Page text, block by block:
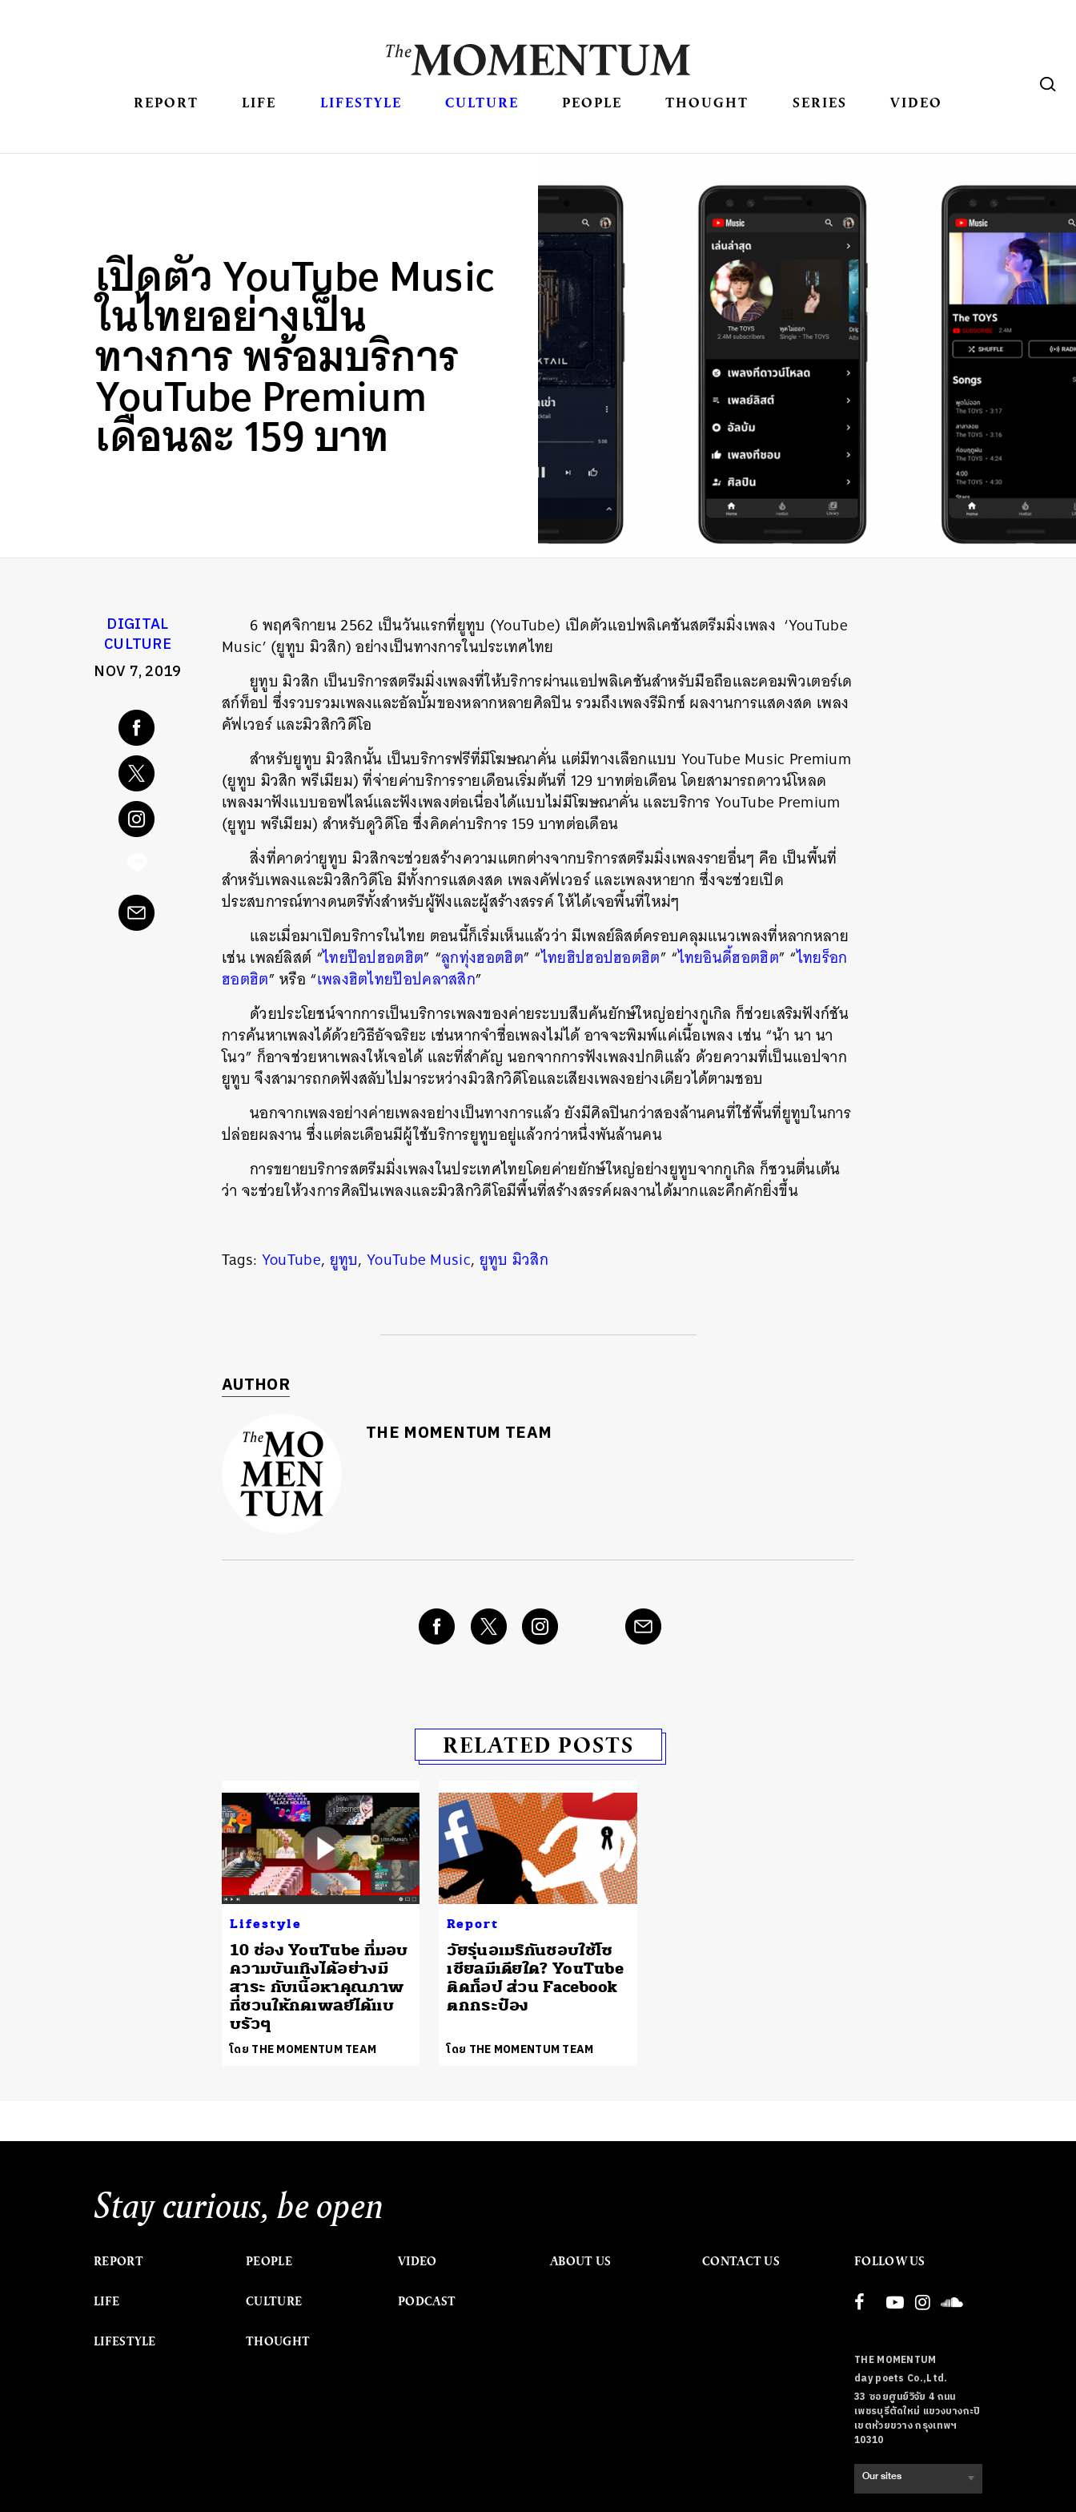
REPORT LIFE LIFESTYLE CULTURE PEOPLE THOUGHT SERIES VIDEO
เปิดตัว YouTube Music
ในไทยอย่างเป็น
ทางการ พร้อมบริการ
YouTube Premium
เดือนละ 159 บาท
DIGITAL
CULTURE
NOV 7, 2019
6 พฤศจิกายน 2562 เป็นวันแรกที่ยูทูบ (YouTube) เปิดตัวแอปพลิเคชันสตรีมมิ่งเพลง ‘YouTube
Music’ (ยูทูบ มิวสิก) อย่างเป็นทางการในประเทศไทย
ยูทูบ มิวสิก เป็นบริการสตรีมมิ่งเพลงที่ให้บริการผ่านแอปพลิเคชันสำหรับมือถือและคอมพิวเตอร์เด
สก์ท็อป ซึ่งรวบรวมเพลงและอัลบั้มของหลากหลายศิลปิน รวมถึงเพลงรีมิกซ์ ผลงานการแสดงสด เพลง
คัฟเวอร์ และมิวสิกวิดีโอ
สำหรับยูทูบ มิวสิกนั้น เป็นบริการฟรีที่มีโฆษณาคั่น แต่มีทางเลือกแบบ YouTube Music Premium
(ยูทูบ มิวสิก พรีเมียม) ที่จ่ายค่าบริการรายเดือนเริ่มต้นที่ 129 บาทต่อเดือน โดยสามารถดาวน์โหลด
เพลงมาฟังแบบออฟไลน์และฟังเพลงต่อเนื่องได้แบบไม่มีโฆษณาคั่น และบริการ YouTube Premium
(ยูทูบ พรีเมียม) สำหรับดูวิดีโอ ซึ่งคิดค่าบริการ 159 บาทต่อเดือน
สิ่งที่คาดว่ายูทูบ มิวสิกจะช่วยสร้างความแตกต่างจากบริการสตรีมมิ่งเพลงรายอื่นๆ คือ เป็นพื้นที่
สำหรับเพลงและมิวสิกวิดีโอ มีทั้งการแสดงสด เพลงคัฟเวอร์ และเพลงหายาก ซึ่งจะช่วยเปิด
ประสบการณ์ทางดนตรีทั้งสำหรับผู้ฟังและผู้สร้างสรรค์ ให้ได้เจอพื้นที่ใหม่ๆ
และเมื่อมาเปิดบริการในไทย ตอนนี้ก็เริ่มเห็นแล้วว่า มีเพลย์ลิสต์ครอบคลุมแนวเพลงที่หลากหลาย
เช่น เพลย์ลิสต์ “ไทยป๊อปฮอตฮิต” “ลูกทุ่งฮอตฮิต” “ไทยฮิปฮอปฮอตฮิต” “ไทยอินดี้ฮอตฮิต” “ไทยร็อก
ฮอตฮิต” หรือ “เพลงฮิตไทยป๊อปคลาสสิก”
ด้วยประโยชน์จากการเป็นบริการเพลงของค่ายระบบสืบค้นยักษ์ใหญ่อย่างกูเกิล ก็ช่วยเสริมฟังก์ชัน
การค้นหาเพลงได้ด้วยวิธีอัจฉริยะ เช่นหากจำชื่อเพลงไม่ได้ อาจจะพิมพ์แค่เนื้อเพลง เช่น “น้า นา นา
โนว” ก็อาจช่วยหาเพลงให้เจอได้ และที่สำคัญ นอกจากการฟังเพลงปกติแล้ว ด้วยความที่เป็นแอปจาก
ยูทูบ จึงสามารถกดฟังสลับไปมาระหว่างมิวสิกวิดีโอและเสียงเพลงอย่างเดียวได้ตามชอบ
นอกจากเพลงอย่างค่ายเพลงอย่างเป็นทางการแล้ว ยังมีศิลปินกว่าสองล้านคนที่ใช้พื้นที่ยูทูบในการ
ปล่อยผลงาน ซึ่งแต่ละเดือนมีผู้ใช้บริการยูทูบอยู่แล้วกว่าหนึ่งพันล้านคน
การขยายบริการสตรีมมิ่งเพลงในประเทศไทยโดยค่ายยักษ์ใหญ่อย่างยูทูบจากกูเกิล ก็ชวนตื่นเต้น
ว่า จะช่วยให้วงการศิลปินเพลงและมิวสิกวิดีโอมีพื้นที่สร้างสรรค์ผลงานได้มากและคึกคักยิ่งขึ้น
Tags: YouTube, ยูทูบ,YouTube Music, ยูทูบ มิวสิก
AUTHOR
THE MOMENTUM TEAM
RELATED POSTS
Lifestyle
10 ช่อง YouTube ที่มอบ
ความบันเทิงได้อย่างมี
สาระ กับเนื้อหาคุณภาพ
ที่ชวนให้กดเพลย์ได้แบ
บรัวๆ
โดย THE MOMENTUM TEAM
Report
วัยรุ่นอเมริกันชอบใช้โซ
เชียลมีเดียใด? YouTube
ติดท็อป ส่วน Facebook
ตกกระป๋อง
โดย THE MOMENTUM TEAM
Stay curious, be open
REPORT
LIFE
LIFESTYLE
PEOPLE
CULTURE
THOUGHT
VIDEO
PODCAST
ABOUT US CONTACT US FOLLOW US
THE MOMENTUM
day poets Co.,Ltd.
33 ซอยศูนย์วิจัย 4 ถนน
เพชรบุรีตัดใหม่ แขวงบางกะปิ
เขตห้วยขวาง กรุงเทพฯ
10310
ค้นหา